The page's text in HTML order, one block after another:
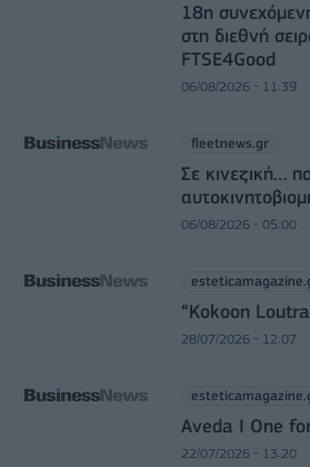
18η
στη διεθνή
FTSE4Good
06/08/2026 - 11:39
fleetnews.gr
Σε κινεζική…
06/08/2026 - 05:00
“Kokoon
28/07/2026 - 12:07
Aveda I One
22/07/2026 - 13:20